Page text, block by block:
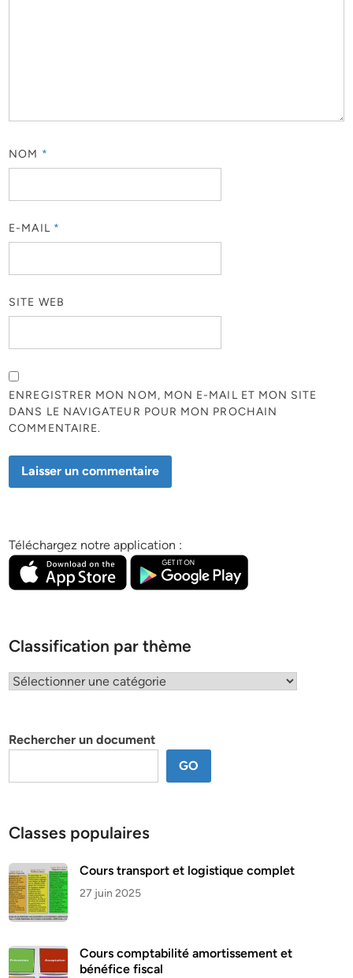
NOM *
E-MAIL *
SITE WEB
ENREGISTRER MON NOM, MON E-MAIL ET MON SITE
DANS LE NAVIGATEUR POUR MON PROCHAIN
COMMENTAIRE.
Téléchargez notre application :
Classification par thème
Classification
Rechercher un document
GO
Classes populaires
Cours transport et logistique complet
27 juin 2025
Cours comptabilité amortissement et
bénéfice fiscal